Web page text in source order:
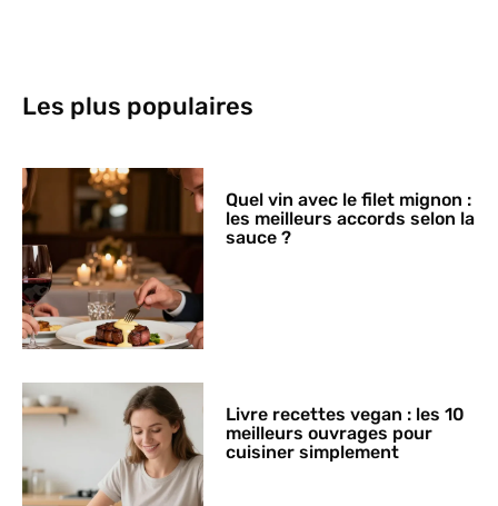
Les plus populaires
Quel vin avec le filet mignon :
les meilleurs accords selon la
sauce ?
Livre recettes vegan : les 10
meilleurs ouvrages pour
cuisiner simplement